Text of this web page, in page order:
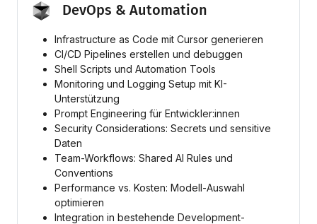
DevOps & Automation
Infrastructure as Code mit Cursor generieren
CI/CD Pipelines erstellen und debuggen
Shell Scripts und Automation Tools
Monitoring und Logging Setup mit KI-
Unterstützung
Prompt Engineering für Entwickler:innen
Security Considerations: Secrets und sensitive
Daten
Team-Workflows: Shared AI Rules und
Conventions
Performance vs. Kosten: Modell-Auswahl
optimieren
Integration in bestehende Development-